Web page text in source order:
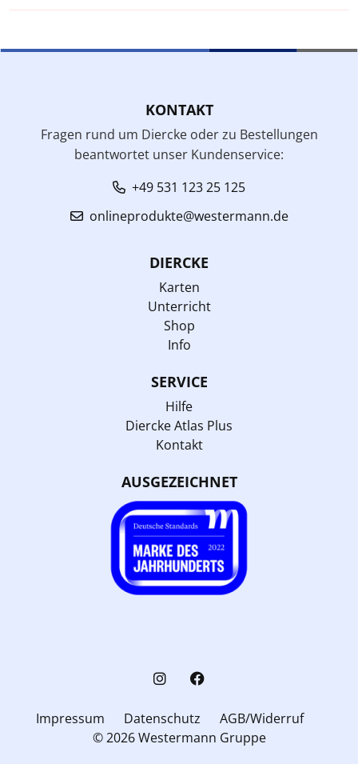
KONTAKT
Fragen rund um Diercke oder zu Bestellungen
beantwortet unser Kundenservice:
+49 531 123 25 125
onlineprodukte@westermann.de
DIERCKE
Karten
Unterricht
Shop
Info
SERVICE
Hilfe
Diercke Atlas Plus
Kontakt
AUSGEZEICHNET
Impressum Datenschutz
AGB/Widerruf
© 2026 Westermann Gruppe